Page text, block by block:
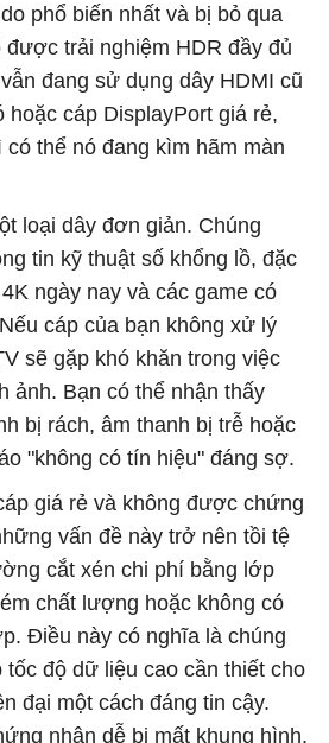
phổ biến nhất và bị bỏ qua
được trải nghiệm HDR đầy đủ
đang sử dụng dây HDMI cũ
cáp DisplayPort giá rẻ,
thể nó đang kìm hãm màn
loại dây đơn giản. Chúng
tin kỹ thuật số khổng lồ, đặc
ngày nay và các game có
cáp của bạn không xử lý
sẽ gặp khó khăn trong việc
ảnh. Bạn có thể nhận thấy
bị rách, âm thanh bị trễ hoặc
"không có tín hiệu" đáng sợ.
giá rẻ và không được chứng
vấn đề này trở nên tồi tệ
cắt xén chi phí bằng lớp
chất lượng hoặc không có
Điều này có nghĩa là chúng
tốc độ dữ liệu cao cần thiết cho
đại một cách đáng tin cậy.
nhận dễ bị mất khung hình,